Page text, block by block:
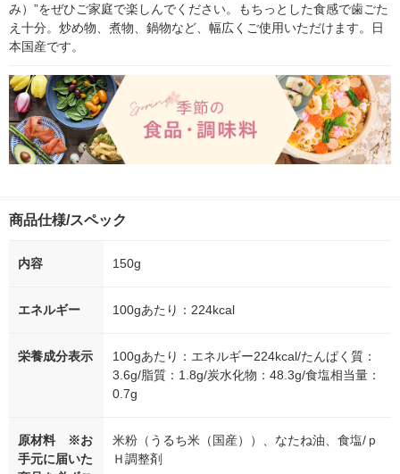
み）”をぜひご家庭で楽しんでください。もちっとした食感で歯ごた
え十分。炒め物、煮物、鍋物など、幅広くご使用いただけます。日
本国産です。
商品仕様/スペック
内容 150g
エネルギー 100gあたり：224kcal
栄養成分表示
100gあたり：エネルギー224kcal/たんぱく質：
3.6g/脂質：1.8g/炭水化物：48.3g/食塩相当量：
0.7g
原材料 ※お
手元に届いた
米粉（うるち米（国産））、なたね油、食塩/ｐ
Ｈ調整剤